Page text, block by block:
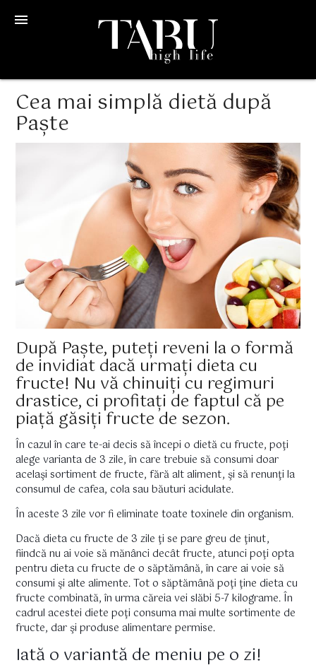
menu
Cea mai simplă dietă după
Paște
După Paște, puteți reveni la o formă
de invidiat dacă urmați dieta cu
fructe! Nu vă chinuiți cu regimuri
drastice, ci profitați de faptul că pe
piață găsiți fructe de sezon.
În cazul în care te-ai decis să începi o dietă cu fructe, poţi
alege varianta de 3 zile, în care trebuie să consumi doar
acelaşi sortiment de fructe, fără alt aliment, şi să renunţi la
consumul de cafea, cola sau băuturi acidulate.
În aceste 3 zile vor fi eliminate toate toxinele din organism.
Dacă dieta cu fructe de 3 zile ţi se pare greu de ţinut,
fiindcă nu ai voie să mănânci decât fructe, atunci poţi opta
pentru dieta cu fructe de o săptămână, în care ai voie să
consumi şi alte alimente. Tot o săptămână poţi ţine dieta cu
fructe combinată, în urma căreia vei slăbi 5-7 kilograme. În
cadrul acestei diete poţi consuma mai multe sortimente de
fructe, dar şi produse alimentare permise.
Iată o variantă de meniu pe o zi!